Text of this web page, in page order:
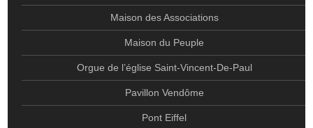
MAISON DU PEUPLE
ORGUE DE L’ÉGLISE SAINT-VINCENT-DE-PAUL
Maison des Associations
Maison du Peuple
Orgue de l’église Saint-Vincent-De-Paul
Pavillon Vendôme
Pont Eiffel